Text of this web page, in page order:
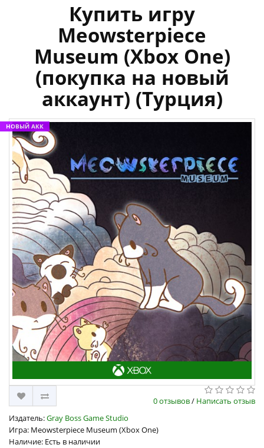
Купить игру
Meowsterpiece
Museum (Xbox One)
(покупка на новый
аккаунт) (Турция)
НОВЫЙ АКК
0 отзывов/ Написать отзыв
Издатель:Gray Boss Game Studio
Игра: Meowsterpiece Museum (Xbox One)
Наличие: Есть в наличии